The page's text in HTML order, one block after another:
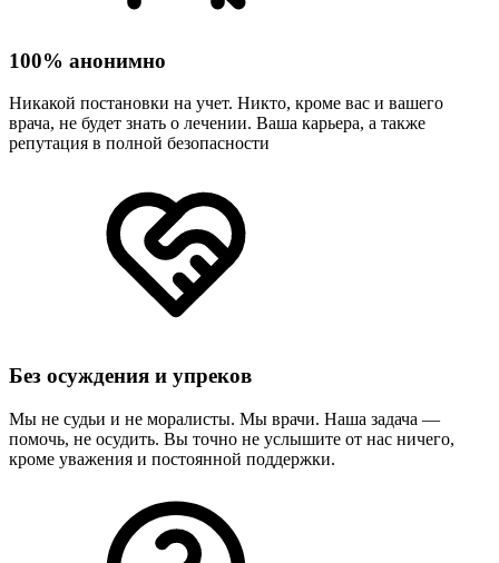
100% анонимно
Никакой постановки на учет. Никто, кроме вас и вашего
врача, не будет знать о лечении. Ваша карьера, а также
репутация в полной безопасности
Без осуждения и упреков
Мы не судьи и не моралисты. Мы врачи. Наша задача —
помочь, не осудить. Вы точно не услышите от нас ничего,
кроме уважения и постоянной поддержки.